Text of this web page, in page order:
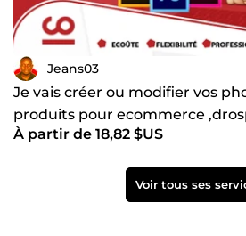
Jeans03
Je vais créer ou modifier vos
produits pour ecommerce
publicitaires
À partir de 18,82 $US
Voir tous ses